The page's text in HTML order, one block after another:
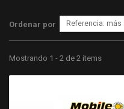
Ordenar por
Mostrando 1 - 2 de 2 items